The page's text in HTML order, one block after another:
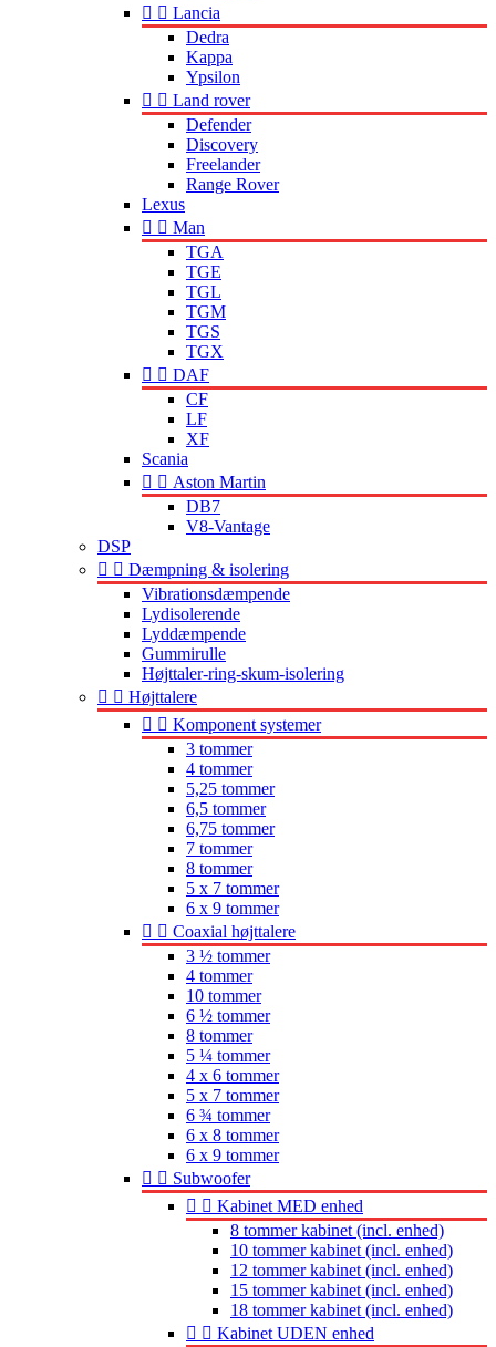
  Lancia
Dedra
Kappa
Ypsilon
  Land rover
Defender
Discovery
Freelander
Range Rover
Lexus
  Man
TGA
TGE
TGL
TGM
TGS
TGX
  DAF
CF
LF
XF
Scania
  Aston Martin
DB7
V8-Vantage
DSP
  Dæmpning & isolering
Vibrationsdæmpende
Lydisolerende
Lyddæmpende
Gummirulle
Højttaler-ring-skum-isolering
  Højttalere
  Komponent systemer
3 tommer
4 tommer
5,25 tommer
6,5 tommer
6,75 tommer
7 tommer
8 tommer
5 x 7 tommer
6 x 9 tommer
  Coaxial højttalere
3 ½ tommer
4 tommer
10 tommer
6 ½ tommer
8 tommer
5 ¼ tommer
4 x 6 tommer
5 x 7 tommer
6 ¾ tommer
6 x 8 tommer
6 x 9 tommer
  Subwoofer
  Kabinet MED enhed
8 tommer kabinet (incl. enhed)
10 tommer kabinet (incl. enhed)
12 tommer kabinet (incl. enhed)
15 tommer kabinet (incl. enhed)
18 tommer kabinet (incl. enhed)
  Kabinet UDEN enhed